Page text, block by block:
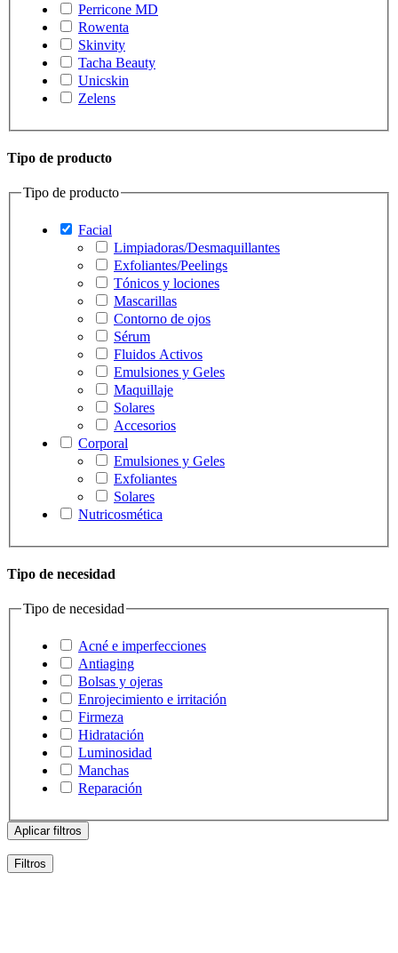
Perricone MD
Rowenta
Skinvity
Tacha Beauty
Unicskin
Zelens
Tipo de producto
Tipo de producto
Facial
Limpiadoras/Desmaquillantes
Exfoliantes/Peelings
Tónicos y lociones
Mascarillas
Contorno de ojos
Sérum
Fluidos Activos
Emulsiones y Geles
Maquillaje
Solares
Accesorios
Corporal
Emulsiones y Geles
Exfoliantes
Solares
Nutricosmética
Tipo de necesidad
Tipo de necesidad
Acné e imperfecciones
Antiaging
Bolsas y ojeras
Enrojecimiento e irritación
Firmeza
Hidratación
Luminosidad
Manchas
Reparación
Aplicar filtros
Filtros